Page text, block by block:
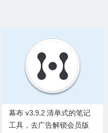
幕布 v3.9.2 清单式的笔记
工具，去广告解锁会员版